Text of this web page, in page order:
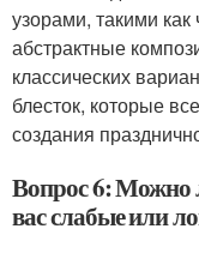
узорами, такими как
абстрактные
классических
блесток, которые
создания
Вопрос 6: Можно
вас слабые или